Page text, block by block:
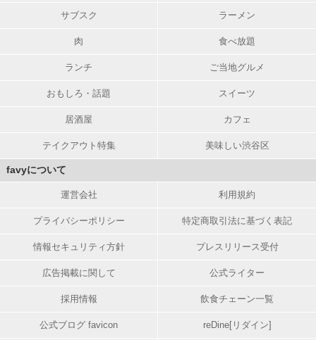
サブスク ラーメン
肉 食べ放題
ランチ ご当地グルメ
おもしろ・話題 スイーツ
居酒屋 カフェ
テイクアウト特集 美味しい渋谷区
favyについて
運営会社 利用規約
プライバシーポリシー 特定商取引法に基づく表記
情報セキュリティ方針 プレスリリース受付
広告掲載に関して 公式ライター
採用情報 飲食チェーン一覧
公式ブログ favicon reDine[リダイン]